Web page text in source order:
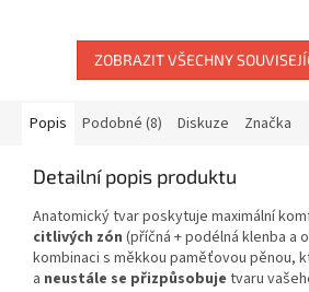
ZOBRAZIT VŠECHNY
Popis Podobné (8) Diskuze Značka
Detailní popis produktu
Anatomický tvar poskytuje maximální
citlivých zón (příčná + podélná klenba a
kombinaci s měkkou paměťovou pěnou,
a neustále se přizpůsobuje tvaru